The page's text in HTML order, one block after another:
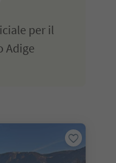
per il
Adige